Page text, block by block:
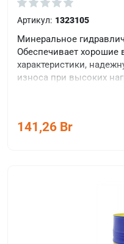
Артикул: 1323105
Минеральное
Обеспечивает хорошие
характеристики,
износа при высоких
141,26 Br